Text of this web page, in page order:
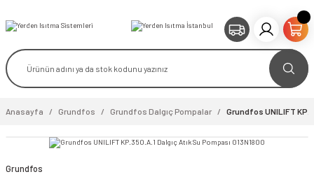
Anasayfa Grundfos Grundfos Dalgıç Pompalar Grundfos UNILIFT
Grundfos